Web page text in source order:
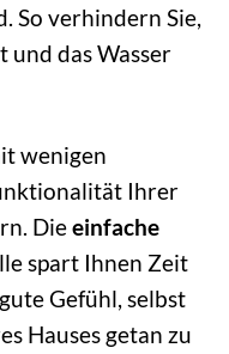
So verhindern Sie,
und das Wasser
wenigen
Ihrer
Dieeinfache
spart Ihnen Zeit
Gefühl, selbst
Hauses getan zu